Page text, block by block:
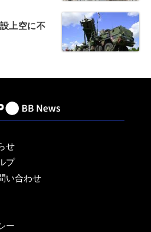
上空に不
せ
プ
い合わせ
ー